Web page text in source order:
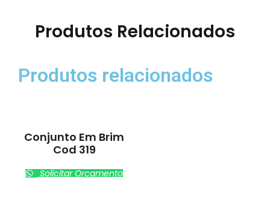
Produtos Relacionados
Produtos relacionados
Conjunto Em Brim
Cod 319
Solicitar Orçamento